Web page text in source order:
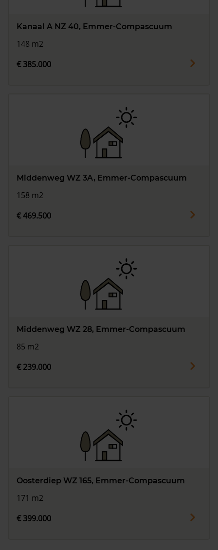
Kanaal A NZ 40, Emmer-Compascuum
148 m2
€ 385.000
Middenweg WZ 3A, Emmer-Compascuum
158 m2
€ 469.500
Middenweg WZ 28, Emmer-Compascuum
85 m2
€ 239.000
Oosterdiep WZ 165, Emmer-Compascuum
171 m2
€ 399.000